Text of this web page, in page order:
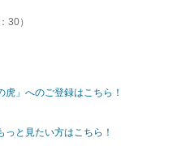
30）
」へのご登録はこちら！
と見たい方はこちら！